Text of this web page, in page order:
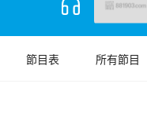
節目表 所有節目